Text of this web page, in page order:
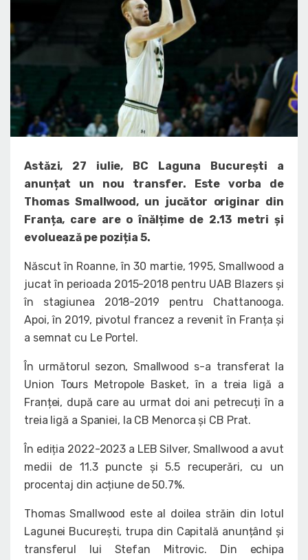
Astăzi, 27 iulie, BC Laguna București a
anunțat un nou transfer. Este vorba de
Thomas Smallwood, un jucător originar din
Franța, care are o înălțime de 2.13 metri și
evoluează pe poziția 5.
Născut în Roanne, în 30 martie, 1995, Smallwood a
jucat în perioada 2015-2018 pentru UAB Blazers și
în stagiunea 2018-2019 pentru Chattanooga.
Apoi, în 2019, pivotul francez a revenit în Franța și
a semnat cu Le Portel.
În următorul sezon, Smallwood s-a transferat la
Union Tours Metropole Basket, în a treia ligă a
Franței, după care au urmat doi ani petrecuți în a
treia ligă a Spaniei, la CB Menorca și CB Prat.
În ediția 2022-2023 a LEB Silver, Smallwood a avut
medii de 11.3 puncte și 5.5 recuperări, cu un
procentaj din acțiune de 50.7%.
Thomas Smallwood este al doilea străin din lotul
Lagunei București, trupa din Capitală anunțând și
transferul lui Stefan Mitrovic. Din echipa